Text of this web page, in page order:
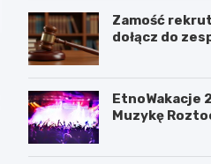
Zamość
dołącz do
EtnoWakacje
Muzykę